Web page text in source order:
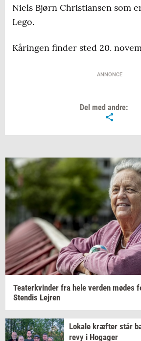
Niels Bjørn Christiansen som
Lego.
Kåringen finder sted 20.
ANNONCE
Del med andre:
Te­a­ter­kvin­der fra hele ver­den mødes
Sten­dis Lej­ren
Lo­ka­le kræf­ter står
revy i Ho­ga­ger